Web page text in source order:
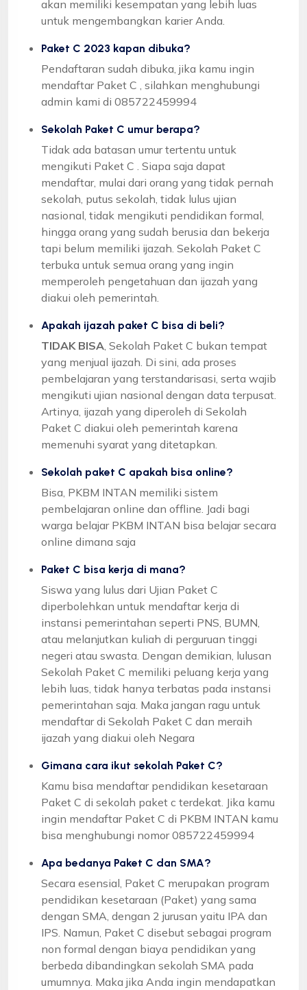
akan memiliki kesempatan yang lebih luas
untuk mengembangkan karier Anda.
Paket C 2023 kapan dibuka?
Pendaftaran sudah dibuka, jika kamu ingin
mendaftar Paket C , silahkan menghubungi
admin kami di 085722459994
Sekolah Paket C umur berapa?
Tidak ada batasan umur tertentu untuk
mengikuti Paket C . Siapa saja dapat
mendaftar, mulai dari orang yang tidak pernah
sekolah, putus sekolah, tidak lulus ujian
nasional, tidak mengikuti pendidikan formal,
hingga orang yang sudah berusia dan bekerja
tapi belum memiliki ijazah. Sekolah Paket C
terbuka untuk semua orang yang ingin
memperoleh pengetahuan dan ijazah yang
diakui oleh pemerintah.
Apakah ijazah paket C bisa di beli?
TIDAK BISA , Sekolah Paket C bukan tempat
yang menjual ijazah. Di sini, ada proses
pembelajaran yang terstandarisasi, serta wajib
mengikuti ujian nasional dengan data terpusat.
Artinya, ijazah yang diperoleh di Sekolah
Paket C diakui oleh pemerintah karena
memenuhi syarat yang ditetapkan.
Sekolah paket C apakah bisa online?
Bisa, PKBM INTAN memiliki sistem
pembelajaran online dan offline. Jadi bagi
warga belajar PKBM INTAN bisa belajar secara
online dimana saja
Paket C bisa kerja di mana?
Siswa yang lulus dari Ujian Paket C
diperbolehkan untuk mendaftar kerja di
instansi pemerintahan seperti PNS, BUMN,
atau melanjutkan kuliah di perguruan tinggi
negeri atau swasta. Dengan demikian, lulusan
Sekolah Paket C memiliki peluang kerja yang
lebih luas, tidak hanya terbatas pada instansi
pemerintahan saja. Maka jangan ragu untuk
mendaftar di Sekolah Paket C dan meraih
ijazah yang diakui oleh Negara
Gimana cara ikut sekolah Paket C?
Kamu bisa mendaftar pendidikan kesetaraan
Paket C di sekolah paket c terdekat. Jika kamu
ingin mendaftar Paket C di PKBM INTAN kamu
bisa menghubungi nomor 085722459994
Apa bedanya Paket C dan SMA?
Secara esensial, Paket C merupakan program
pendidikan kesetaraan (Paket) yang sama
dengan SMA, dengan 2 jurusan yaitu IPA dan
IPS. Namun, Paket C disebut sebagai program
non formal dengan biaya pendidikan yang
berbeda dibandingkan sekolah SMA pada
umumnya. Maka jika Anda ingin mendapatkan